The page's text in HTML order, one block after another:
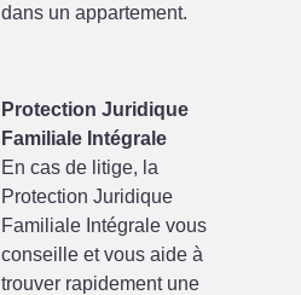
dans un appartement.
Protection Juridique
Familiale Intégrale
En cas de litige, la
Protection Juridique
Familiale Intégrale vous
conseille et vous aide à
trouver rapidement une